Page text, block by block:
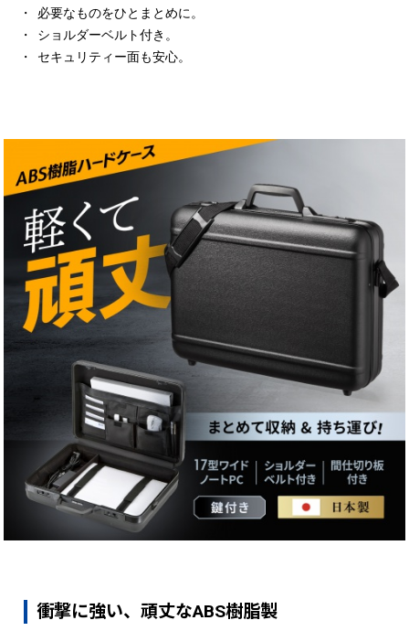
必要なものをひとまとめに。
ショルダーベルト付き。
セキュリティー面も安心。
衝撃に強い、頑丈なABS樹脂製